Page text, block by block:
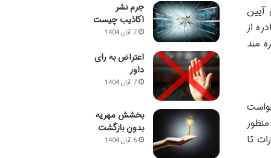
آیین
از
مند
تا
جرم نشر
اکاذیب چیست
7 آبان 1404
اعتراض به رای
داور
7 آبان 1404
بخشش مهریه
بدون بازگشت
6 آبان 1404